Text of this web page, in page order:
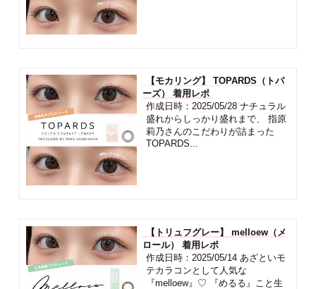
【モカリング】 TOPARDS（トパ
ーズ） 着用レポ
作成日時：2025/05/28 ナチュラル
盛れからしっかり盛れまで、 指原
莉乃さんのこだわりが詰まった
TOPARDS...
【トリュフグレー】 melloew（メ
ロール） 着用レポ
作成日時：2025/05/14 あざといモ
テカラコンとして人気な
『melloew』♡ 『めるる』こと生